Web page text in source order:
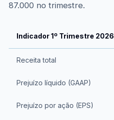
87.000 no trimestre.
Indicador 1º Trimestre 2026
Receita total
Prejuízo líquido (GAAP)
Prejuízo por ação (EPS)